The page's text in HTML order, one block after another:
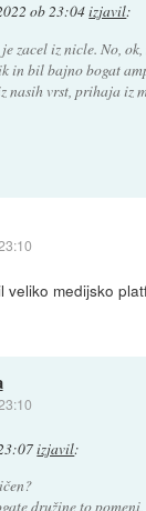
ob 23:04izjavil:
zacel iz nicle. No,
in bil bajno bogat
nasih vrst, prihaja iz
veliko medijsko
izjavil:
družine to